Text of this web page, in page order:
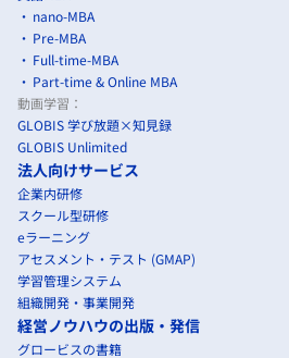
nano-MBA
Pre-MBA
Full-time-MBA
Part-time & Online MBA
動画学習：
GLOBIS 学び放題×知見録
GLOBIS Unlimited
法人向けサービス
企業内研修
スクール型研修
eラーニング
アセスメント・テスト (GMAP)
学習管理システム
組織開発・事業開発
経営ノウハウの出版・発信
グロービスの書籍